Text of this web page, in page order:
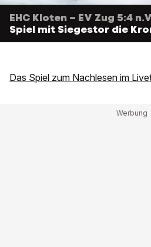
EHC Kloten – EV Zug 5:4
Spiel mit Siegestor die
Das Spiel zum Nachlesen im